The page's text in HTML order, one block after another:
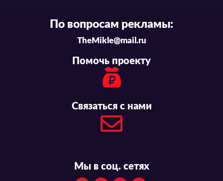
По вопросам рекламы:
TheMikle@mail.ru
Помочь проекту
Связаться с нами
Мы в соц. сетях